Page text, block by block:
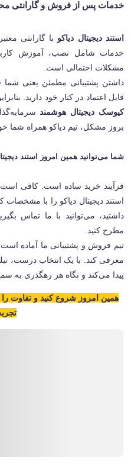
خدمات پس از فروش و گارانتی
استند دیجیتال دیاکو با گارانتی
خدمات شامل نصب، آموزش
مشکلات احتمالی است.
داشتن پشتیبانی مطمئن یعنی
قابل اعتماد در کنار خود دارید.
کیوسک دیجیتال هوشمند
بروز مشکل، تیم دیاکو همراه شما
شما می‌توانید همین امروز استند
فرآیند خرید ساده است. کافی
استند دیجیتال دیاکو را با مشخصات
داشتید، می‌توانید با ما تماس
مطرح کنید.
تیم فروش و پشتیبانی ما آماده است
معرفی کند. با یک انتخاب درست،
پیدا می‌کند و نگاه هر رهگذری به
همین امروز شروع کنید و تفاوت